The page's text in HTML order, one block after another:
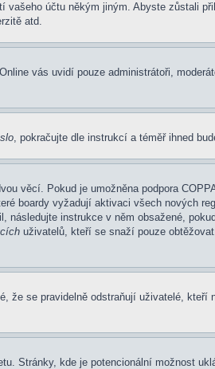
vašeho účtu někým jiným. Abyste zůstali
atd.
vás uvidí pouze administrátoři,
, pokračujte dle instrukcí a téměř ihned
věcí. Pokud je umožněna podpora
boardy vyžadují aktivaci všech nových
instrukce v něm obsažené,
uživatelů, kteří se snaží pouze
že se pravidelně odstraňují uživatelé, kteří
Stránky, kde je potencionální možnost